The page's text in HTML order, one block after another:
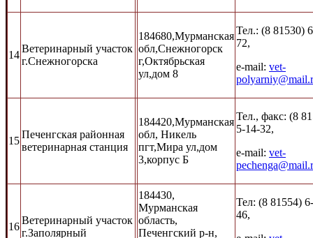
14
Ветеринарный участок
г.Снежногорска
184680,Мурманская
обл,Снежногорск
г,Октябрьская
ул,дом 8
Тел.: (8 81530)
72,
e-mail: vet-
15
Печенгская районная
ветеринарная станция
184420,Мурманская
обл, Никель
пгт,Мира ул,дом
3,корпус Б
Тел., факс: (8
5-14-32,
e-mail: vet-
16
Ветеринарный участок
г.Заполярный
184430,
Мурманская
область,
Печенгский р-н,
Тел: (8 81554)
46,